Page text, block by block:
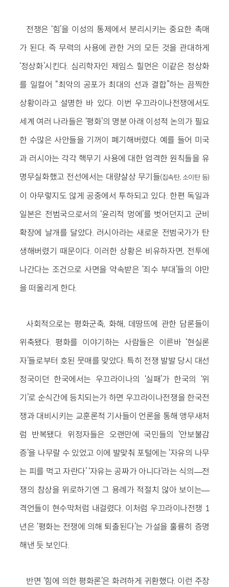
전쟁은 ‘힘’을 이성의 통제에서 분리시키는 중요한 촉매
가 된다. 즉 무력의 사용에 관한 거의 모든 것을 관대하게
‘정상화’시킨다. 심리학자인 제임스 힐먼은 이같은 정상화
를 일컬어 “최악의 공포가 최대의 선과 결합”하는 끔찍한
상황이라고 설명한 바 있다. 이번 우끄라이나전쟁에서도
세계 여러 나라들은 ‘평화’의 명분 아래 이성적 논의가 필요
한 수많은 사안들을 기꺼이 폐기해버렸다. 예를 들어 미국
과 러시아는 각각 핵무기 사용에 대한 엄격한 원칙들을 유
명무실화했고 전선에서는 대량살상 무기들(집속탄, 소이탄 등)
이 아무렇지도 않게 공중에서 투하되고 있다. 한편 독일과
일본은 전범국으로서의 ‘윤리적 멍에’를 벗어던지고 군비
확장에 날개를 달았다. 러시아라는 새로운 전범국가가 탄
생해버렸기 때문이다. 이러한 상황은 비유하자면, 전투에
나간다는 조건으로 사면을 약속받은 ‘죄수 부대’들의 야만
을 떠올리게 한다.
사회적으로는 평화군축, 화해, 데땅뜨에 관한 담론들이
위축됐다. 평화를 이야기하는 사람들은 이른바 ‘현실론
자’들로부터 호된 뭇매를 맞았다. 특히 전쟁 발발 당시 대선
정국이던 한국에서는 우끄라이나의 ‘실패’가 한국의 ‘위
기’로 순식간에 등치되는가 하면 우끄라이나전쟁을 한국전
쟁과 대비시키는 교훈론적 기사들이 언론을 통해 앵무새처
럼 반복됐다. 위정자들은 오랜만에 국민들의 ‘안보불감
증’을 나무랄 수 있었고 이에 발맞춰 포털에는 ‘자유의 나무
는 피를 먹고 자란다’ ‘자유는 공짜가 아니다’라는 식의―전
쟁의 참상을 위로하기엔 그 용례가 적절치 않아 보이는―
격언들이 현수막처럼 내걸렸다. 이처럼 우끄라이나전쟁 1
년은 ‘평화는 전쟁에 의해 퇴출된다’는 가설을 훌륭히 증명
해낸 듯 보인다.
반면 ‘힘에 의한 평화론’은 화려하게 귀환했다. 이런 주장